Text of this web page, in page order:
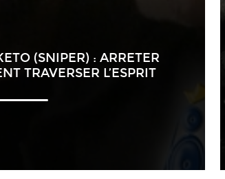
(SNIPER) : ARRETER
TRAVERSER L’ESPRIT